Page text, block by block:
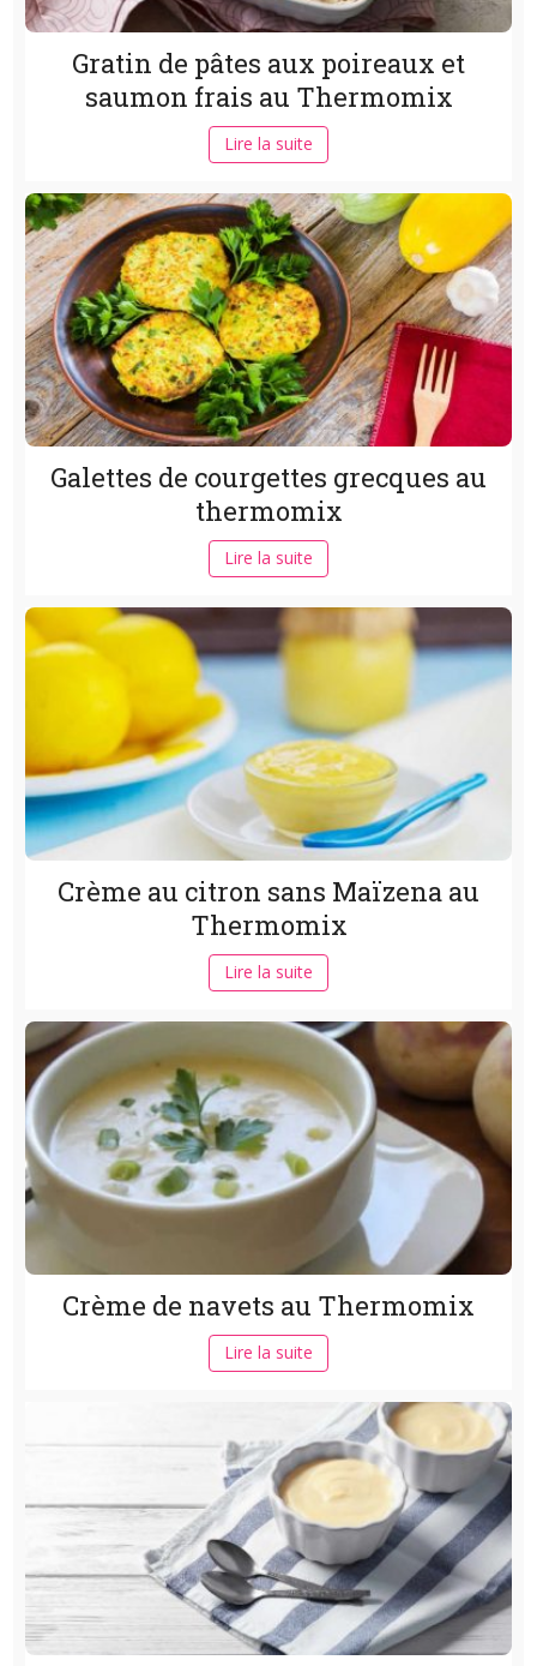
Gratin de pâtes aux poireaux et
saumon frais au Thermomix
Lire la suite
Galettes de courgettes grecques au
thermomix
Lire la suite
Crème au citron sans Maïzena au
Thermomix
Lire la suite
Crème de navets au Thermomix
Lire la suite